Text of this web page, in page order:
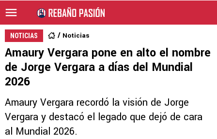
NOTICIAS Noticias
Amaury Vergara pone en alto el nombre
de Jorge Vergara a días del Mundial
2026
Amaury Vergara recordó la visión de Jorge
Vergara y destacó el legado que dejó de cara
al Mundial 2026.